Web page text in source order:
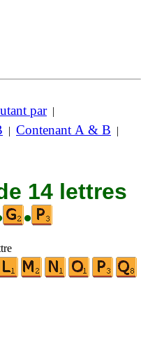
par|
| Contenant A & B |
14 lettres
•